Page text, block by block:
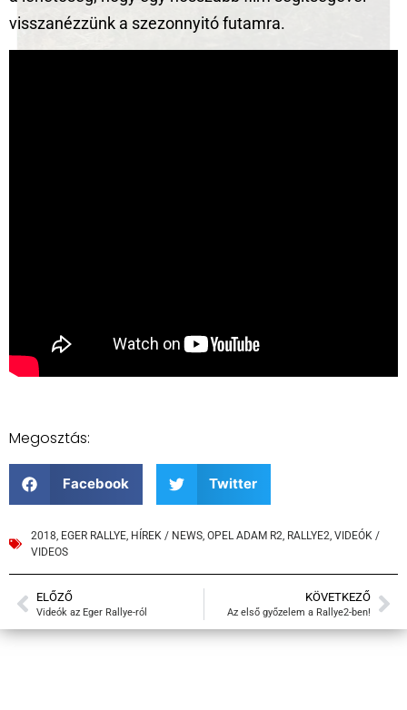
visszanézzünk a szezonnyitó futamra.
Megosztás:
Facebook Twitter
2018 EGER RALLYE HÍREK / NEWS OPEL ADAM R2 RALLYE2 VIDEÓK /
VIDEOS
ELŐZŐ
Videók az Eger Rallye-ról
KÖVETKEZŐ
Az első győzelem a Rallye2-ben!